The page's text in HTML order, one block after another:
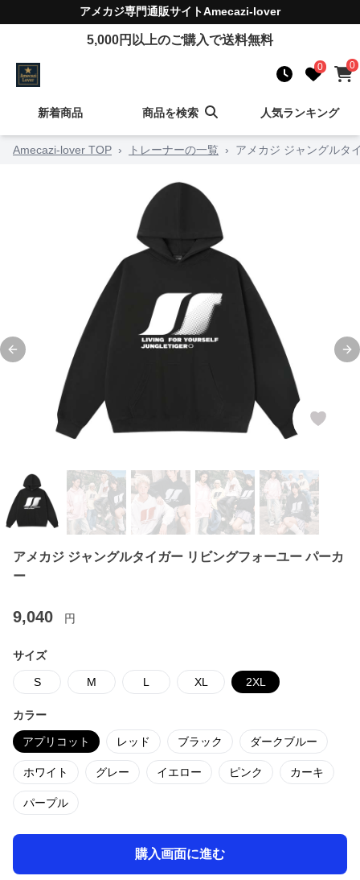
アメカジ専門通販サイトAmecazi-lover
5,000円以上のご購入で送料無料
0 0
新着商品 商品を検索 人気ランキング
Amecazi-lover TOP › トレーナーの一覧 › アメカジ ジャングルタ
Previous slide
アメカジ ジャングルタイガー リビングフォーユー パーカ
ー
9,040 円
サイズ
S M L XL 2XL
カラー
アプリコット レッド ブラック ダークブルー
ホワイト グレー イエロー ピンク カーキ
パープル
購入画面に進む